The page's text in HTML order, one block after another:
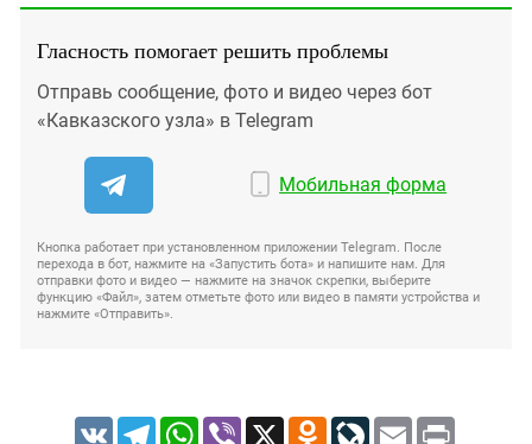
Гласность помогает решить проблемы
Отправь сообщение, фото и видео через бот
«Кавказского узла» в Telegram
Мобильная форма
Кнопка работает при установленном приложении Telegram. После
перехода в бот, нажмите на «Запустить бота» и напишите нам. Для
отправки фото и видео — нажмите на значок скрепки, выберите
функцию «Файл», затем отметьте фото или видео в памяти устройства и
нажмите «Отправить».
VK TelegramWhatsApp
Viber X Odnoklassniki
LiveJournal
Email Print